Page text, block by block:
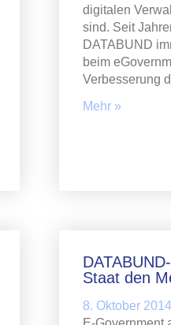
digitalen
sind. Seit
DATABUND
beim
Verbesserung
Mehr »
Staat den
8. Oktober 2014